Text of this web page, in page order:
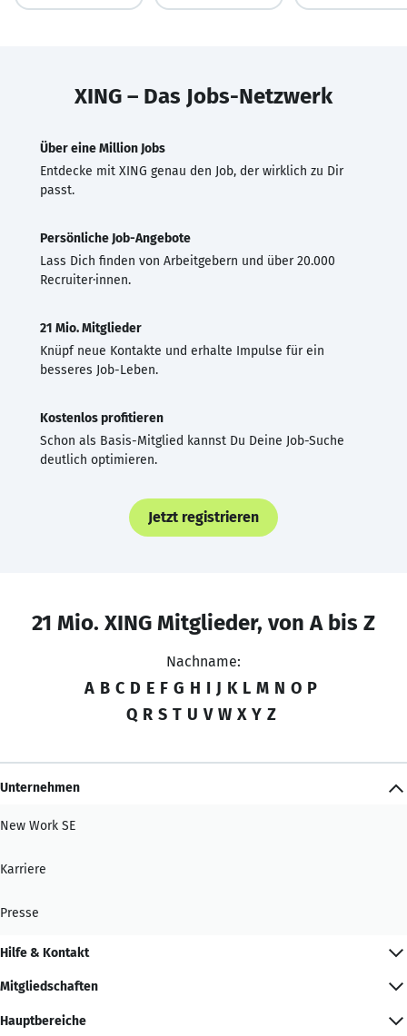
XING – Das Jobs-Netzwerk
Über eine Million Jobs
Entdecke mit XING genau den Job, der wirklich zu Dir
passt.
Persönliche Job-Angebote
Lass Dich finden von Arbeitgebern und über 20.000
Recruiter·innen.
21 Mio. Mitglieder
Knüpf neue Kontakte und erhalte Impulse für ein
besseres Job-Leben.
Kostenlos profitieren
Schon als Basis-Mitglied kannst Du Deine Job-Suche
deutlich optimieren.
Jetzt registrieren
21 Mio. XING Mitglieder, von A bis Z
Nachname:
A B C D E F G H I J K L M N O P
Q R S T U V W X Y Z
Unternehmen
New Work SE
Karriere
Presse
Hilfe & Kontakt
Mitgliedschaften
Hauptbereiche